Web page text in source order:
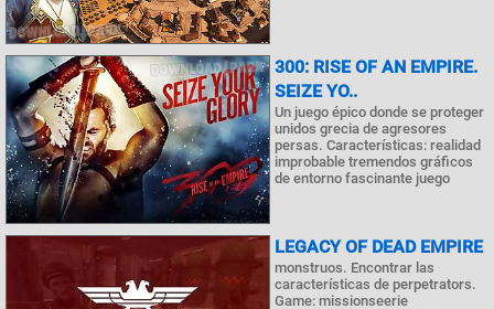
300: RISE OF AN EMPIRE.
SEIZE YO..
Un juego épico donde se proteger
unidos grecia de agresores
persas. Características: realidad
improbable tremendos gráficos
de entorno fascinante juego
LEGACY OF DEAD EMPIRE
monstruos. Encontrar las
características de perpetrators.
Game: missionseerie